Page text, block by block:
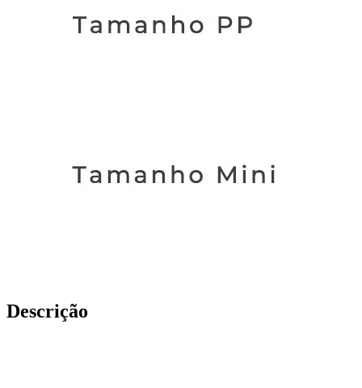
Descrição